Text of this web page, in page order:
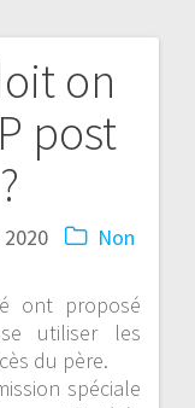
on
post
Non
ont proposé
utiliser les
du père.
spéciale